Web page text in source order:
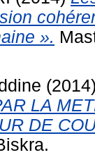
».
LA
DE